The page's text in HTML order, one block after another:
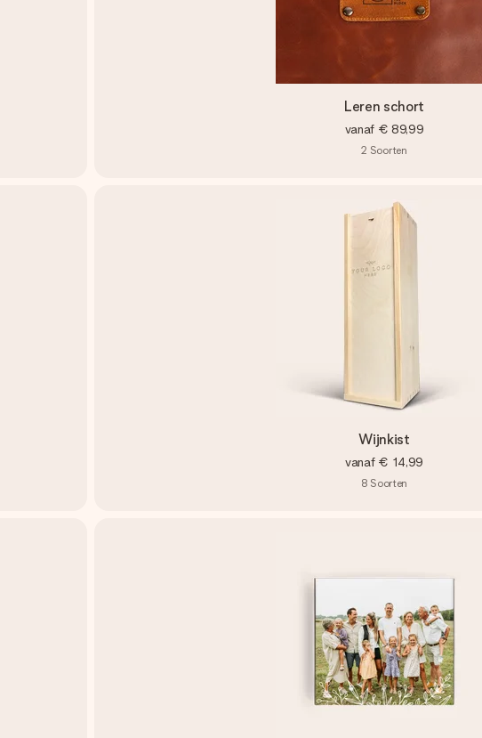
Leren schort
vanaf € 89,99
2 Soorten
Wijnkist
vanaf € 14,99
8 Soorten